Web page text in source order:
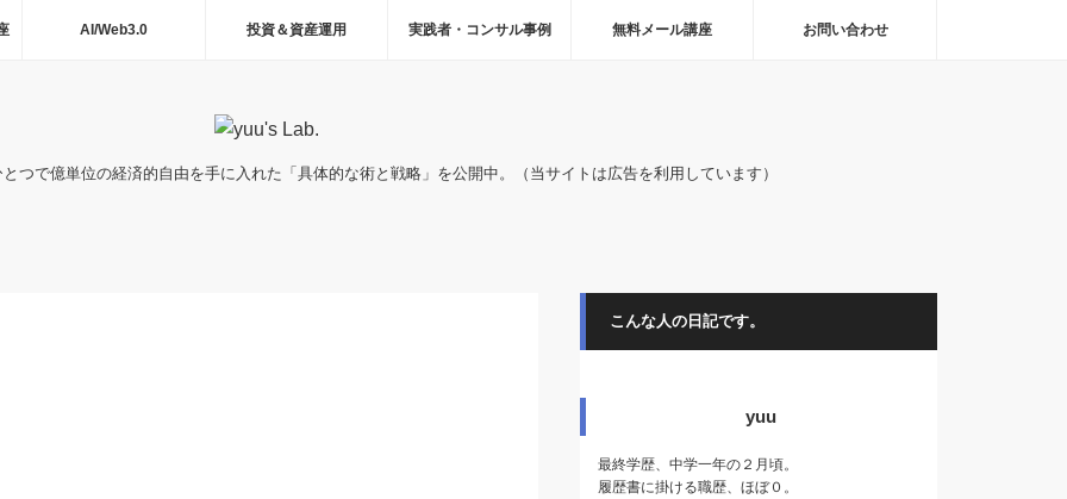
AI/Web3.0 投資＆資産運用 実践者・コンサル事例 無料メール講座 お問い合わせ
つで億単位の経済的自由を手に入れた「具体的な術と戦略」を公開中。（当サイトは広告を利用しています）
こんな人の日記です。
yuu
最終学歴、中学一年の２月頃。
履歴書に掛ける職歴、ほぼ０。